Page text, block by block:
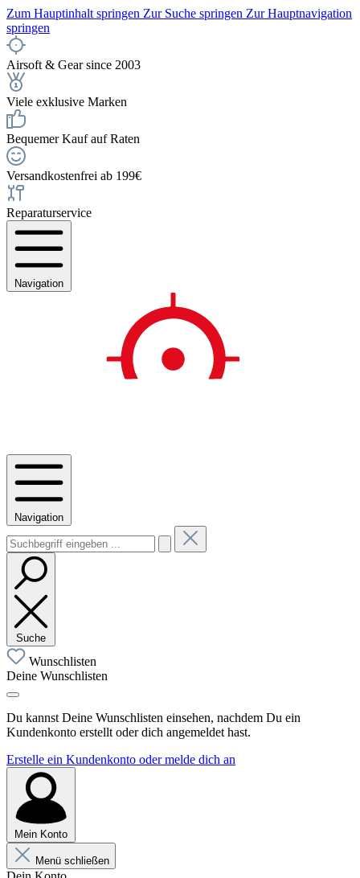
Zum Hauptinhalt springen Zur Suche springen Zur Hauptnavigation
springen
Airsoft & Gear since 2003
Viele exklusive Marken
Bequemer Kauf auf Raten
Versandkostenfrei ab 199€
Reparaturservice
Navigation
Navigation
Suche
Wunschlisten
Deine Wunschlisten
Du kannst Deine Wunschlisten einsehen, nachdem Du ein
Kundenkonto erstellt oder dich angemeldet hast.
Erstelle ein Kundenkonto oder melde dich an
Mein Konto
Menü schließen